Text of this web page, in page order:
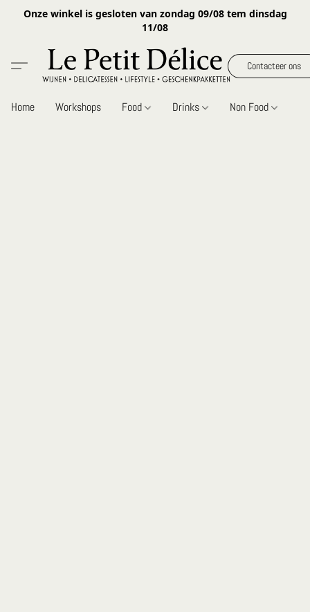
Onze winkel is gesloten van zondag 09/08 tem dinsdag
11/08
Contacteer ons
Home Workshops Food Drinks Non Food